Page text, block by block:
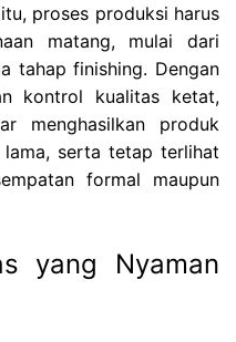
proses produksi harus
matang, mulai dari
tahap finishing. Dengan
kontrol kualitas ketat,
menghasilkan produk
serta tetap terlihat
formal maupun
yang Nyaman